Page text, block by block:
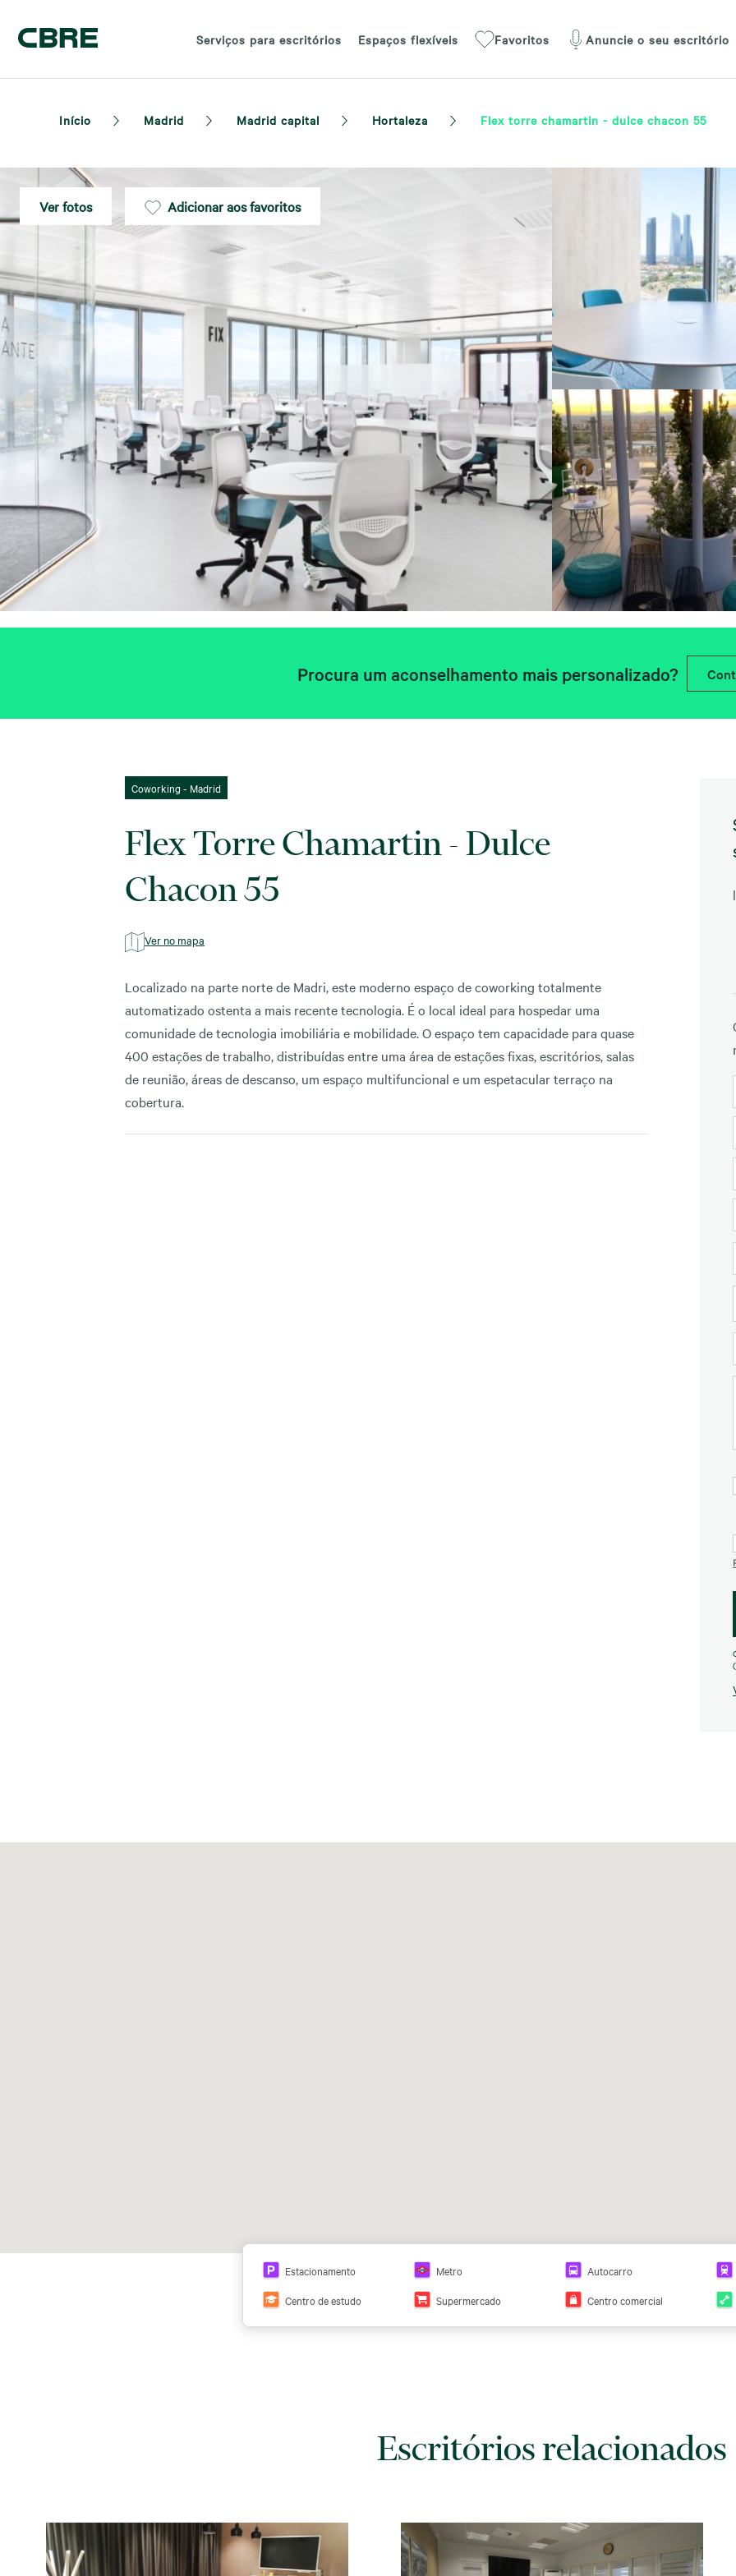
Serviços para escritórios Espaços flexíveis Favoritos Anuncie o seu escritório
Início Madrid Madrid capital Hortaleza Flex torre chamartin - dulce chacon 55
Ver fotos Adicionar aos favoritos
Procura um aconselhamento mais personalizado?
Coworking - Madrid
Flex Torre Chamartin - Dulce
Chacon 55
Ver no mapa
Localizado na parte norte de Madri, este moderno espaço de coworking totalmente
automatizado ostenta a mais recente tecnologia. É o local ideal para hospedar uma
comunidade de tecnologia imobiliária e mobilidade. O espaço tem capacidade para quase
400 estações de trabalho, distribuídas entre uma área de estações fixas, escritórios, salas
de reunião, áreas de descanso, um espaço multifuncional e um espetacular terraço na
cobertura.
Estacionamento Metro Autocarro
Centro de estudo
Supermercado Centro comercial
Escritórios relacionados